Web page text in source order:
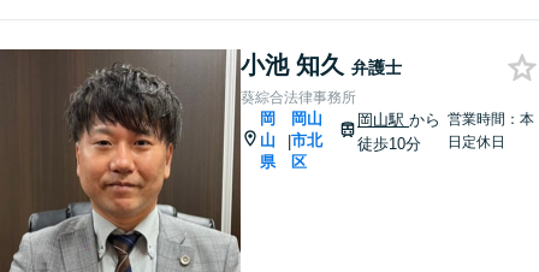
小池 知久 弁護士
葵綜合法律事務所
岡
山
県
|
岡山
市北
区
岡山駅 から
徒歩10分
営業時間：本
日定休日